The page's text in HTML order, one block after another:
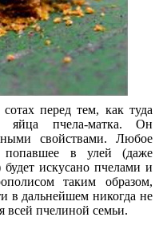
перед тем, как туда
яйца пчела-матка. Он
свойствами. Любое
попавшее в улей (даже
искусано пчелами и
таким образом,
в дальнейшем никогда не
всей пчелиной семьи.